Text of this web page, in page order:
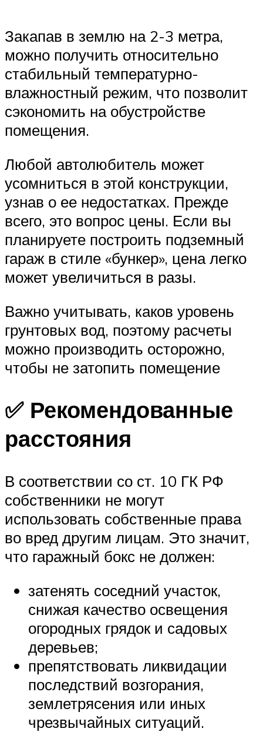
Закапав в землю на 2-3 метра,
можно получить относительно
стабильный температурно-
влажностный режим, что позволит
сэкономить на обустройстве
помещения.
Любой автолюбитель может
усомниться в этой конструкции,
узнав о ее недостатках. Прежде
всего, это вопрос цены. Если вы
планируете построить подземный
гараж в стиле «бункер», цена легко
может увеличиться в разы.
Важно учитывать, каков уровень
грунтовых вод, поэтому расчеты
можно производить осторожно,
чтобы не затопить помещение
✅ Рекомендованные
расстояния
В соответствии со ст. 10 ГК РФ
собственники не могут
использовать собственные права
во вред другим лицам. Это значит,
что гаражный бокс не должен:
затенять соседний участок,
снижая качество освещения
огородных грядок и садовых
деревьев;
препятствовать ликвидации
последствий возгорания,
землетрясения или иных
чрезвычайных ситуаций.